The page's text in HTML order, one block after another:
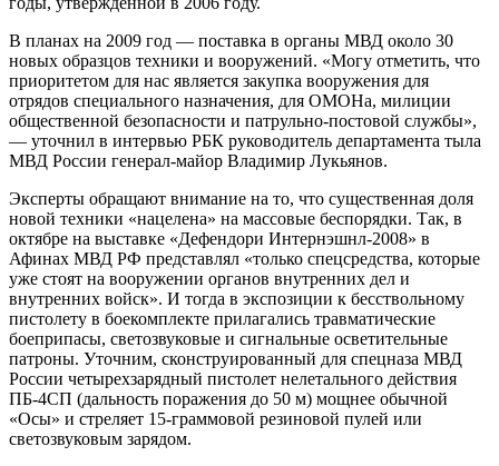
В планах на 2009 год — поставка в органы МВД около 30
новых образцов техники и вооружений. «Могу отметить, что
приоритетом для нас является закупка вооружения для
отрядов специального назначения, для ОМОНа, милиции
общественной безопасности и патрульно-постовой службы»,
— уточнил в интервью РБК руководитель департамента тыла
МВД России генерал-майор Владимир Лукьянов.
Эксперты обращают внимание на то, что существенная доля
новой техники «нацелена» на массовые беспорядки. Так, в
октябре на выставке «Дефендори Интернэшнл-2008» в
Афинах МВД РФ представлял «только спецсредства, которые
уже стоят на вооружении органов внутренних дел и
внутренних войск». И тогда в экспозиции к бесствольному
пистолету в боекомплекте прилагались травматические
боеприпасы, светозвуковые и сигнальные осветительные
патроны. Уточним, сконструированный для спецназа МВД
России четырехзарядный пистолет нeлетального действия
ПБ-4СП (дальность поражения до 50 м) мощнее обычной
«Осы» и стреляет 15-граммовой резиновой пулей или
светозвуковым зарядом.